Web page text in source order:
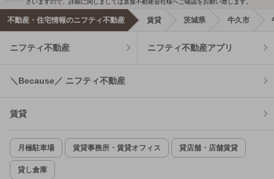
ざいますので、詳細に関しましては直接不動産会社様へご確認をお願い致します。
不動産・住宅情報のニフティ不動産 賃貸 茨城県 牛久市
ニフティ不動産 ニフティ不動産アプリ
＼Because／ ニフティ不動産
賃貸
月極駐車場 賃貸事務所・賃貸オフィス 貸店舗・店舗賃貸
貸し倉庫